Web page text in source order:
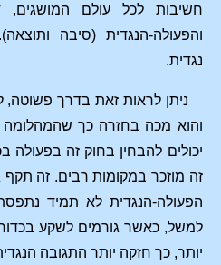
חשיבות לכל עולם המושגים,
והפעולה-הנגדית (סיבה
נגדית.
ניתן לראות זאת בדרך
והוא מכה בחזרה כך שהמהלומה
יכולים להבחין בחוק זה בפעולה
זה מוזכר במקומות רבים. זה
הפעולה-הנגדית לא תמיד
למשל, כאשר גורמים לשקע
יותר, כך חזקה יותר התגובה